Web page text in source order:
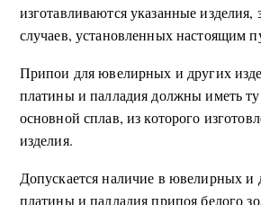
изготавливаются указанные
случаев, установленных настоящим
Припои для ювелирных и других
платины и палладия должны иметь
основной сплав, из которого
изделия.
Допускается наличие в ювелирных и
платины и палладия припоя белого